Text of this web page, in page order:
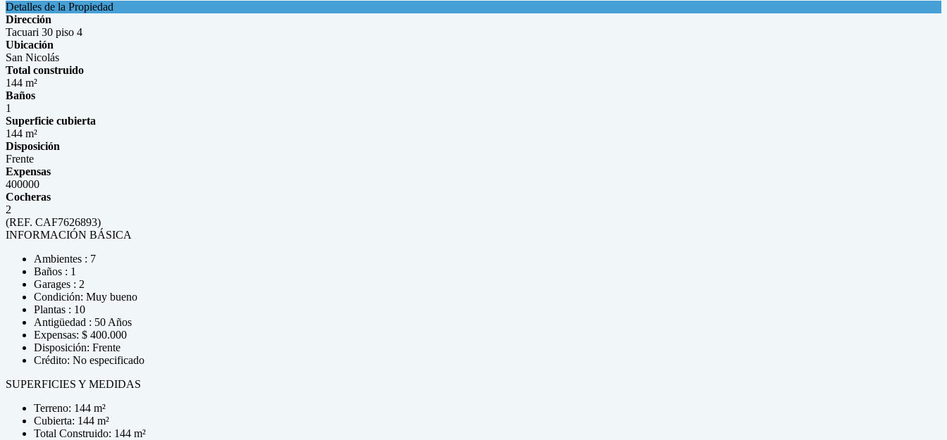
Detalles de la Propiedad
Dirección
Tacuari 30 piso 4
Ubicación
San Nicolás
Total construido
144 m²
Baños
1
Superficie cubierta
144 m²
Disposición
Frente
Expensas
400000
Cocheras
2
(REF. CAF7626893)
INFORMACIÓN BÁSICA
Ambientes : 7
Baños : 1
Garages : 2
Condición: Muy bueno
Plantas : 10
Antigüedad : 50 Años
Expensas: $ 400.000
Disposición: Frente
Crédito: No especificado
SUPERFICIES Y MEDIDAS
Terreno: 144 m²
Cubierta: 144 m²
Total Construido: 144 m²